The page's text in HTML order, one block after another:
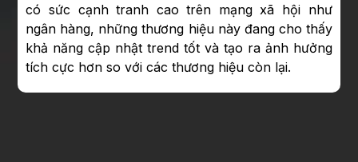
có sức cạnh tranh cao trên mạng xã hội như
ngân hàng, những thương hiệu này đang cho thấy
khả năng cập nhật trend tốt và tạo ra ảnh hưởng
tích cực hơn so với các thương hiệu còn lại.